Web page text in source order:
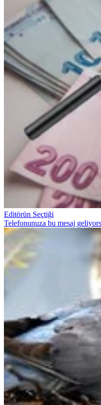
Editörün Seçtiği
Telefonunuza bu mesaj